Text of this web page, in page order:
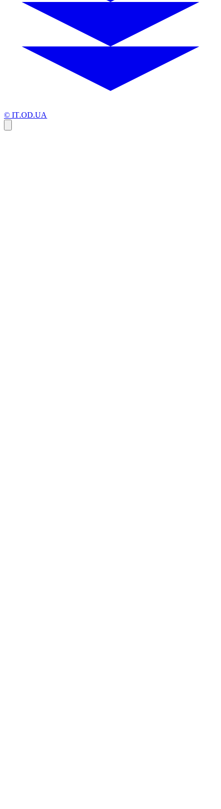
© IT.OD.UA